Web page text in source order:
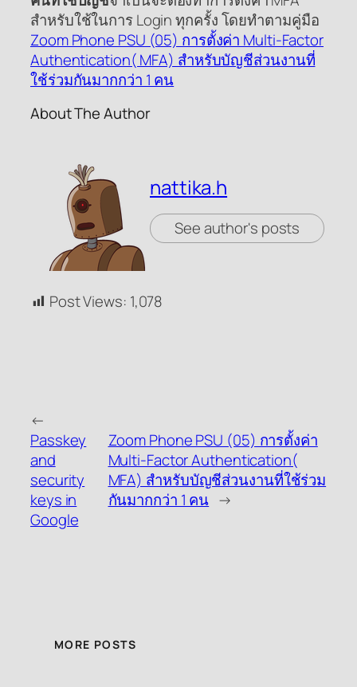
สำหรับใช้ในการ Login ทุกครั้ง โดยทำตามคู่มือ
Zoom Phone PSU (05) การตั้งค่า Multi-Factor
Authentication( MFA) สำหรับบัญชีส่วนงานที่
ใช้ร่วมกันมากกว่า 1 คน
About The Author
nattika.h
See author's posts
Post Views: 1,078
←
Passkey
and
security
keys in
Google
Zoom Phone PSU (05) การตั้งค่า
Multi-Factor Authentication(
MFA) สำหรับบัญชีส่วนงานที่ใช้ร่วม
กันมากกว่า 1 คน →
MORE POSTS